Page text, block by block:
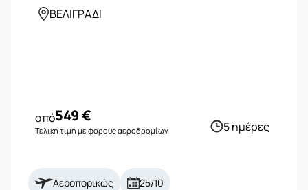
ΒΕΛΙΓΡΑΔΙ
5 ημέρες
από549€
Τελική τιμή με φόρους αεροδρομίων
Αεροπορικώς 25/10